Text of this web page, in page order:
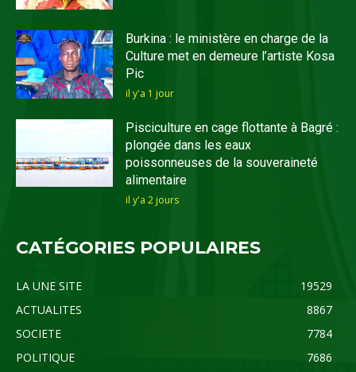
Burkina : le ministère en charge de la
Culture met en demeure l’artiste Kosa
Pic
il y'a 1 jour
Pisciculture en cage flottante à Bagré :
plongée dans les eaux
poissonneuses de la souveraineté
alimentaire
il y'a 2 jours
CATÉGORIES POPULAIRES
LA UNE SITE
19529
ACTUALITES
8867
SOCIETE
7784
POLITIQUE
7686